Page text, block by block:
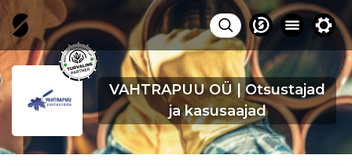
VAHTRAPUU OÜ | Otsustajad
ja kasusaajad